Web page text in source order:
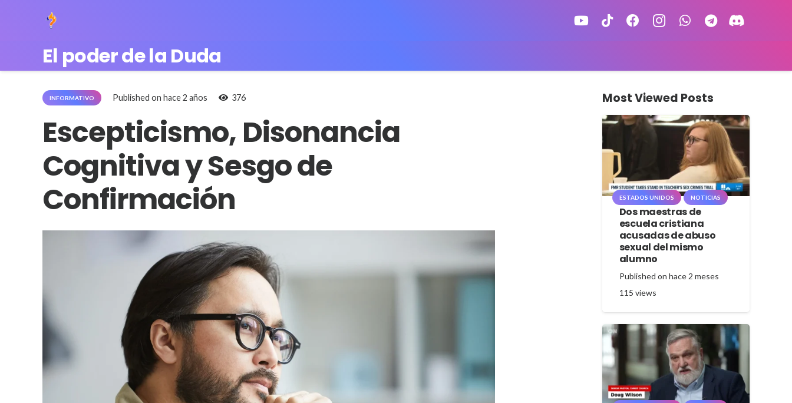
El poder de la Duda
INFORMATIVO Published onhace 2 años 376
Escepticismo, Disonancia
Cognitiva y Sesgo de
Confirmación
Most Viewed Posts
ESTADOS UNIDOS NOTICIAS
Dos maestras de
escuela cristiana
acusadas de abuso
sexual del mismo
alumno
Published on hace 2 meses
115 views